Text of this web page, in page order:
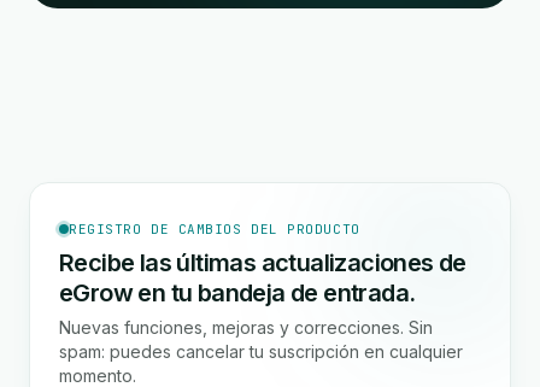
REGISTRO DE CAMBIOS DEL PRODUCTO
Recibe las últimas actualizaciones de
eGrow en tu bandeja de entrada.
Nuevas funciones, mejoras y correcciones. Sin
spam: puedes cancelar tu suscripción en cualquier
momento.